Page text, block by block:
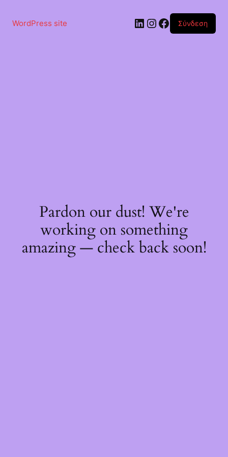
περιεχόμενο
WordPress site Linkedin
Instagram
Facebook
Σύνδεση
Pardon our dust! We're
working on something
amazing — check back soon!